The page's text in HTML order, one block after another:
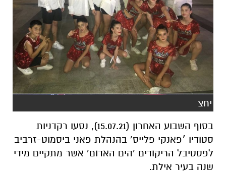
יחצ
בסוף השבוע האחרון (15.07.21), נסעו רקדני
ות
סטודיו ׳פאנקי פלייס’ בהנהלת פאני ביסמוט-זרביב
לפסטיבל הריקודים ‘הים האדום’ אשר מתקיים מידי
שנה בעיר אילת.